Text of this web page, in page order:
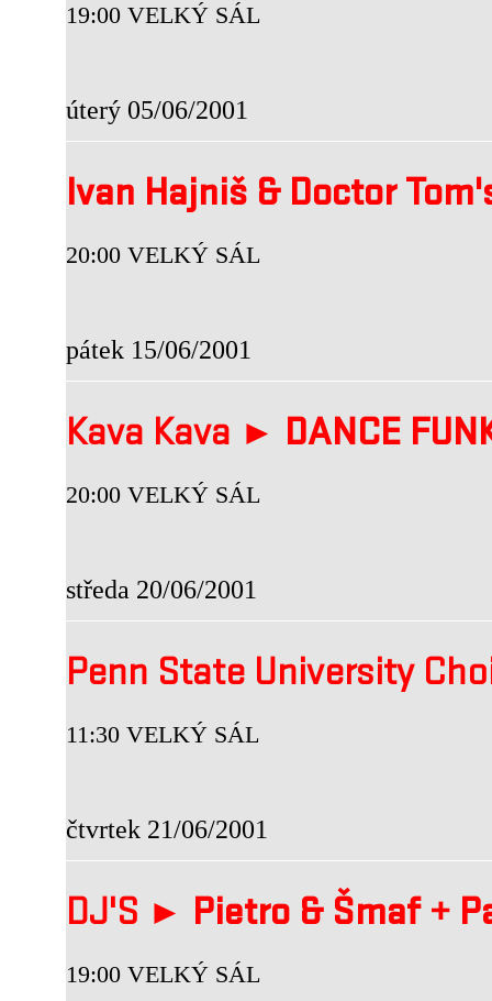
19:00 VELKÝ SÁL
úterý 05/06/2001
Ivan Hajniš & Doctor
20:00 VELKÝ SÁL
pátek 15/06/2001
Kava Kava ► DANCE
20:00 VELKÝ SÁL
středa 20/06/2001
Penn State University
11:30 VELKÝ SÁL
čtvrtek 21/06/2001
DJ'S ► Pietro & Šmaf +
19:00 VELKÝ SÁL